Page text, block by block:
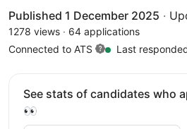
Published 1 December 2025 ·
1278 views · 64 applications
Connected to ATS
Last
See stats of candidates who
👀